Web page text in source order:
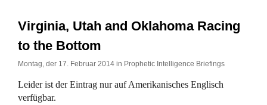
Virginia, Utah and Oklahoma Racing
to the Bottom
Montag, der 17. Februar 2014 in Prophetic Intelligence Briefings
Leider ist der Eintrag nur auf Amerikanisches Englisch
verfügbar.